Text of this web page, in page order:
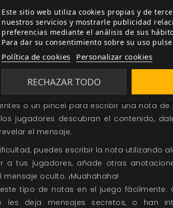
como referencia.
que encuentren las piezas a lo largo
puedan descifrar el contenido antes
darle a un rompecabezas como este?
preparando para declarar una Guerra
debilidad económica que su enemigo
o un pincel para escribir una nota
jugadores descubran el contenido,
el mensaje.
puedes escribir la nota utilizando
a tus jugadores, añade otras
oculto. ¡Muahahaha!
tipo de notas en el juego fácilmente.
les deja mensajes secretos, o han
Este sitio web utiliza cookies propias y de
nuestros servicios y mostrarle publicidad
preferencias mediante el análisis de sus
Para dar su consentimiento sobre su uso
Política de cookies Personalizar cookies
RECHAZAR TODO